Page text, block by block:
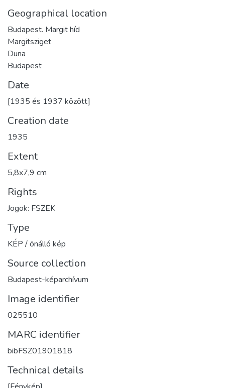
Geographical location
Budapest. Margit híd
Margitsziget
Duna
Budapest
Date
[1935 és 1937 között]
Creation date
1935
Extent
5,8x7,9 cm
Rights
Jogok: FSZEK
Type
KÉP / önálló kép
Source collection
Budapest-képarchívum
Image identifier
025510
MARC identifier
bibFSZ01901818
Technical details